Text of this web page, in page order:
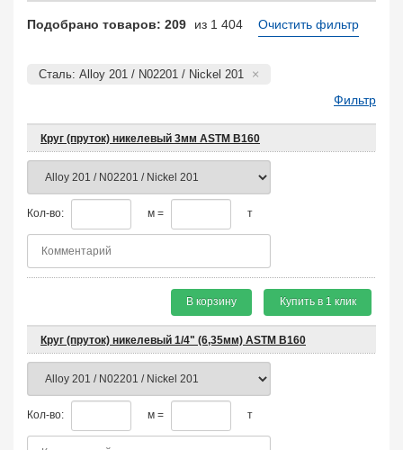
Подобрано товаров: 209 из 1 404 Очистить фильтр
Сталь: Alloy 201 / N02201 / Nickel 201
Фильтр
Круг (пруток) никелевый 3мм ASTM B160
Кол-во: м = т
В корзину Купить в 1 клик
Круг (пруток) никелевый 1/4" (6,35мм) ASTM B160
Кол-во: м = т